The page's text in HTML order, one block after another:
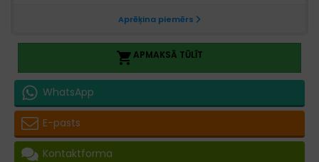
APMAKSĀ TŪLĪT
WhatsApp
E-pasts
Kontaktforma